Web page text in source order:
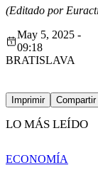
(Editado por
May 5, 2025 -
09:18
BRATISLAVA
Imprimir Compartir
LO MÁS LEÍDO
ECONOMÍA